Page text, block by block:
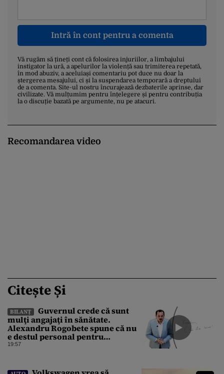
Intră în cont pentru a comenta
Vă rugăm să țineți cont că folosirea injuriilor, a limbajului
instigator la ură, a apelurilor la violență sau trimiterea repetată,
în mod abuziv, a aceluiași comentariu pot duce nu doar la
ștergerea mesajului, ci și la suspendarea temporară a dreptului
de a comenta. Site-ul nostru încurajează dezbaterile aprinse, dar
civilizate. Vă mulțumim pentru înțelegere și pentru contribuția
la o discuție bazată pe argumente, nu pe atacuri.
Recomandarea video
Citește Și
BILANȚ
Guvernul crede că sunt
mulţi angajaţi în sănătate.
Alexandru Rogobete spune că nu
e destul personal pentru
combaterea infecţiilor
19:57